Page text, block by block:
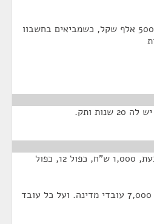
הקובעת, מרובר על 250 - 500 אלף שקל, כשמביאים בחשבוו
ניקח 50% מהמשכורת הקובעת, 1,000 ש"ח, כפול 12, כפול
זה לפחות צריך להכפיל על 7,000 עובדי מדינה. ועל כל עובד